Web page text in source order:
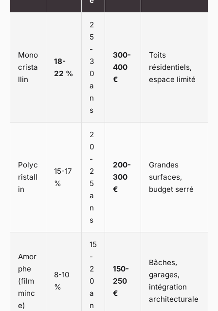
Mono
crista
llin
18-
22 %
2
5
-
3
0
a
n
s
300-
400
€
Toits
résidentiels,
espace limité
Polyc
ristall
in
15-17
%
2
0
-
2
5
a
n
s
200-
300
€
Grandes
surfaces,
budget serré
Amor
phe
(film
minc
e)
8-10
%
15
-
2
0
a
n
150-
250
€
Bâches,
garages,
intégration
architecturale